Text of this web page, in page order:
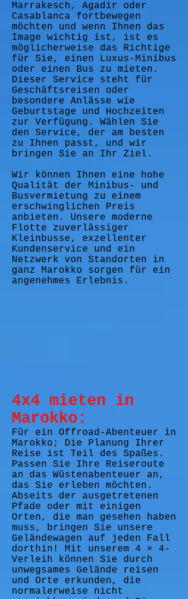
Marrakesch, Agadir oder
Casablanca fortbewegen
möchten und wenn Ihnen das
Image wichtig ist, ist es
möglicherweise das Richtige
für Sie, einen Luxus-Minibus
oder einen Bus zu mieten.
Dieser Service steht für
Geschäftsreisen oder
besondere Anlässe wie
Geburtstage und Hochzeiten
zur Verfügung. Wählen Sie
den Service, der am besten
zu Ihnen passt, und wir
bringen Sie an Ihr Ziel.
Wir können Ihnen eine hohe
Qualität der Minibus- und
Busvermietung zu einem
erschwinglichen Preis
anbieten. Unsere moderne
Flotte zuverlässiger
Kleinbusse, exzellenter
Kundenservice und ein
Netzwerk von Standorten in
ganz Marokko sorgen für ein
angenehmes Erlebnis.
4x4 mieten in
Marokko:
Für ein Offroad-Abenteuer in
Marokko; Die Planung Ihrer
Reise ist Teil des Spaßes.
Passen Sie Ihre Reiseroute
an das Wüstenabenteuer an,
das Sie erleben möchten.
Abseits der ausgetretenen
Pfade oder mit einigen
Orten, die man gesehen haben
muss, bringen Sie unsere
Geländewagen auf jeden Fall
dorthin! Mit unserem 4 × 4-
Verleih können Sie durch
unwegsames Gelände reisen
und Orte erkunden, die
normalerweise nicht